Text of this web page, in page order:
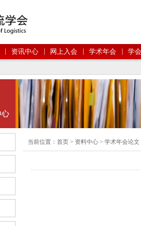
资讯中心 网上入会 学术年会 学
当前位置： 首页 > 资料中心 > 学术年会论文